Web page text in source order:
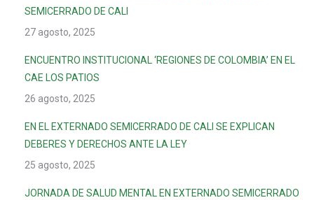
SEMICERRADO DE CALI
27 agosto, 2025
ENCUENTRO INSTITUCIONAL ‘REGIONES DE COLOMBIA’ EN EL
CAE LOS PATIOS
26 agosto, 2025
EN EL EXTERNADO SEMICERRADO DE CALI SE EXPLICAN
DEBERES Y DERECHOS ANTE LA LEY
25 agosto, 2025
JORNADA DE SALUD MENTAL EN EXTERNADO SEMICERRADO